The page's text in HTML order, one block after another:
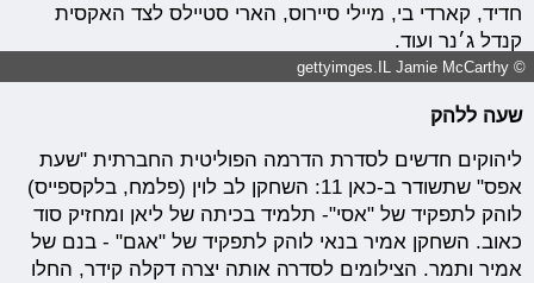
חדיד, קארדי בי, מיילי סיירוס, הארי סטיילס לצד האקסית
קנדל ג׳נר ועוד.
© gettyimges.IL Jamie McCarthy
שעה ללהק
ליהוקים חדשים לסדרת הדרמה הפוליטית החברתית "שעת
אפס" שתשודר ב-כאן 11: השחקן לב לוין (פלמח, בלקספייס)
לוהק לתפקיד של "אסי"- תלמיד בכיתה של ליאן ומחזיק סוד
כאוב. השחקן אמיר בנאי לוהק לתפקיד של "אגם" - בנם של
אמיר ותמר. הצילומים לסדרה אותה יצרה דקלה קידר, החלו